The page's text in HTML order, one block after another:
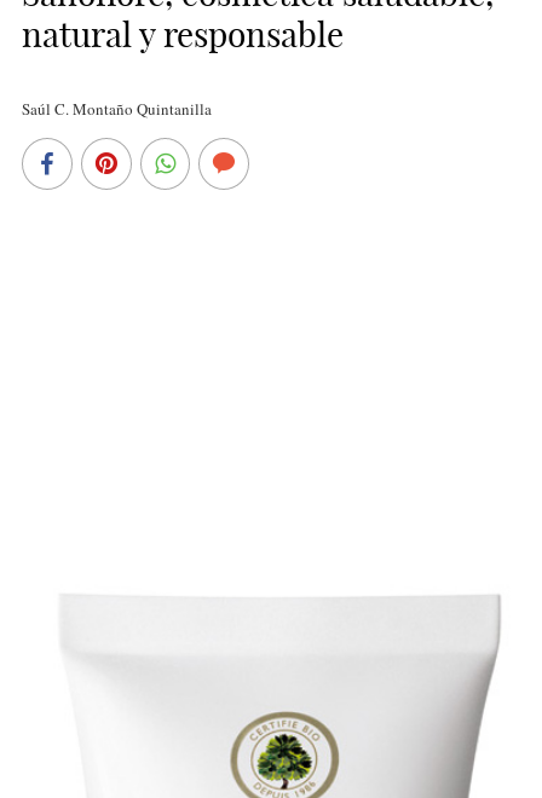
natural y responsable
Saúl C. Montaño Quintanilla